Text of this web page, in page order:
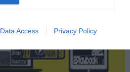
Data Access Privacy Policy